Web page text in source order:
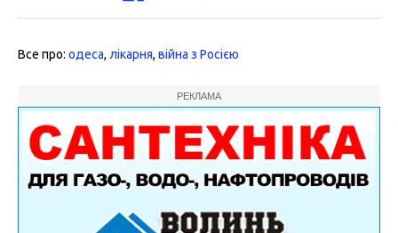
Все про: одеса, лікарня, війна з Росією
РЕКЛАМА